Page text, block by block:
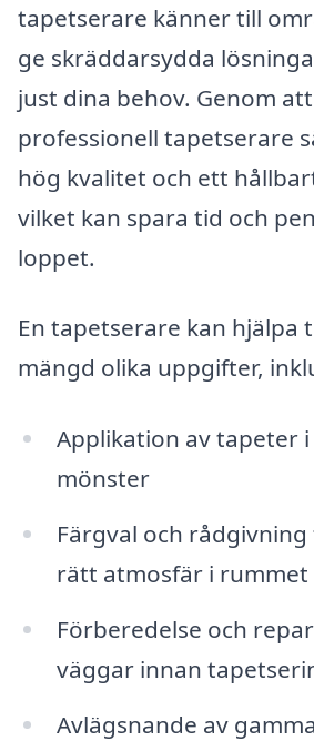
tapetserare känner till
ge skräddarsydda
just dina behov. Genom
professionell tapetserare
hög kvalitet och ett
vilket kan spara tid och
loppet.
En tapetserare kan hjälpa
mängd olika uppgifter,
Applikation av tapeter
mönster
Färgval och
rätt atmosfär i rummet
Förberedelse och
väggar innan
Avlägsnande av